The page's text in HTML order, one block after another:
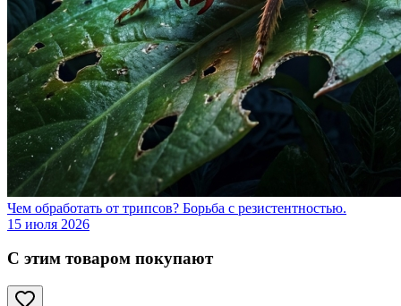
Чем обработать от трипсов? Борьба с резистентностью.
15 июля 2026
С этим товаром покупают